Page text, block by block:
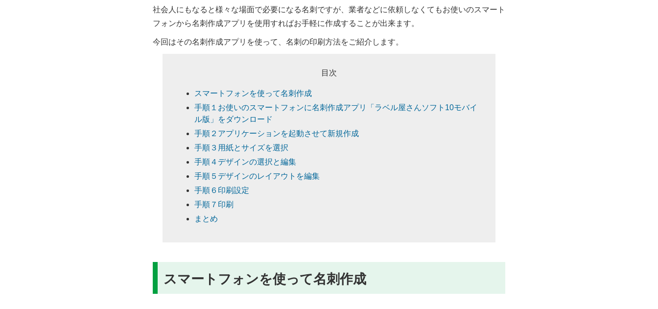
社会人にもなると様々な場面で必要になる名刺ですが、業者などに依頼しなくてもお使いのスマート
フォンから名刺作成アプリを使用すればお手軽に作成することが出来ます。
今回はその名刺作成アプリを使って、名刺の印刷方法をご紹介します。
目次
スマートフォンを使って名刺作成
手順１お使いのスマートフォンに名刺作成アプリ「ラベル屋さんソフト10モバイ
ル版」をダウンロード
手順２アプリケーションを起動させて新規作成
手順３用紙とサイズを選択
手順４デザインの選択と編集
手順５デザインのレイアウトを編集
手順６印刷設定
手順７印刷
まとめ
スマートフォンを使って名刺作成